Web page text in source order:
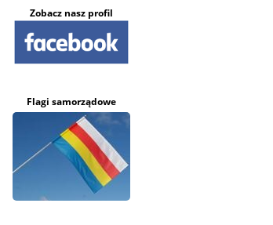
Zobacz nasz profil
Flagi samorządowe